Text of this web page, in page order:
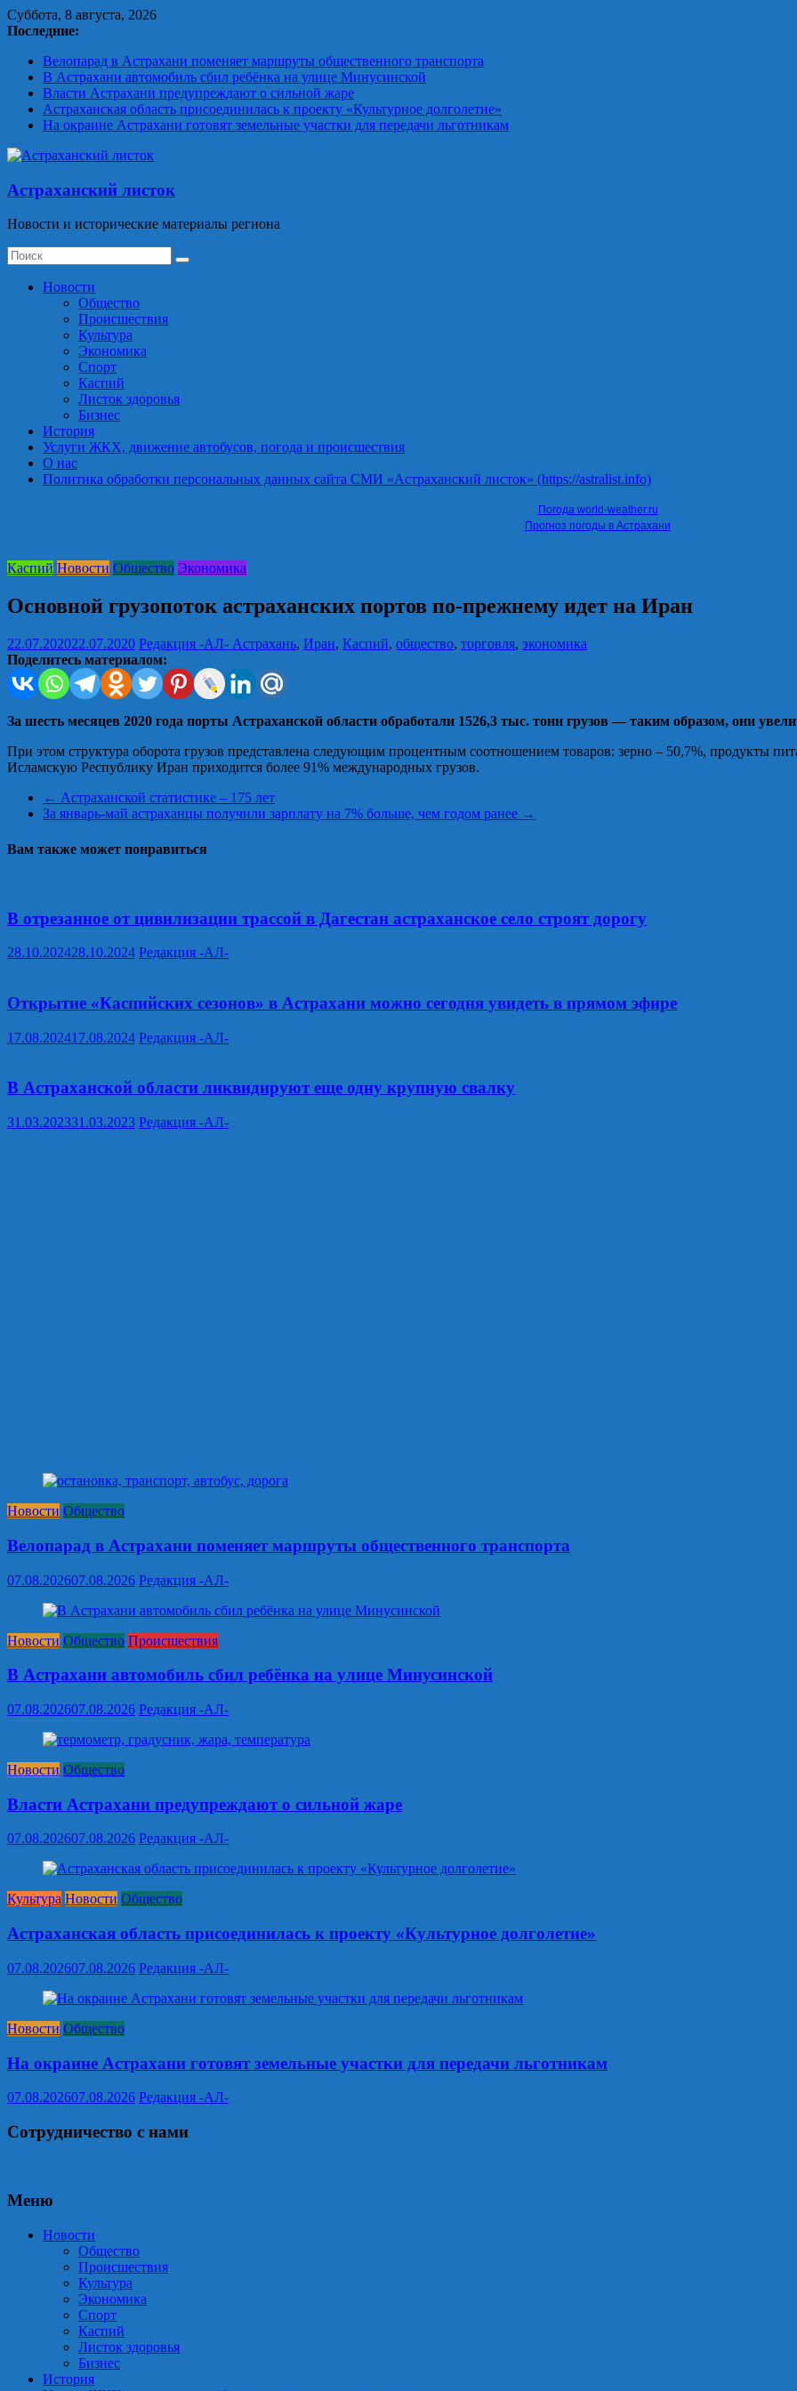
Skip
to
Суббота, 8 августа, 2026
Последние:
Велопарад в Астрахани поменяет маршруты общественного транспорта
В Астрахани автомобиль сбил ребёнка на улице Минусинской
Власти Астрахани предупреждают о сильной жаре
Астраханская область присоединилась к проекту «Культурное долголетие»
На окраине Астрахани готовят земельные участки для передачи льготникам
Астраханский листок
Новости и исторические материалы региона
Новости
Общество
Происшествия
Культура
Экономика
Спорт
Каспий
Листок здоровья
Бизнес
История
Услуги ЖКХ, движение автобусов, погода и происшествия
О нас
Политика обработки персональных данных сайта СМИ «Астраханский листок» (https://astralist.info)
Погода world-weather.ru
Прогноз погоды в Астрахани
Каспий Новости Общество Экономика
Основной грузопоток астраханских портов по-прежнему идет на Иран
22.07.202022.07.2020 Редакция -АЛ- Астрахань, Иран, Каспий, общество, торговля, экономика
Поделитесь материалом:
За шесть месяцев 2020 года порты Астраханской области обработали 1526,3 тыс. тонн грузов — таким образом, они
При этом структура оборота грузов представлена следующим процентным соотношением товаров: зерно – 50,7%, продукты
Исламскую Республику Иран приходится более 91% международных грузов.
← Астраханской статистике – 175 лет
За январь-май астраханцы получили зарплату на 7% больше, чем годом ранее →
Вам также может понравиться
В отрезанное от цивилизации трассой в Дагестан астраханское село строят дорогу
28.10.202428.10.2024 Редакция -АЛ-
Открытие «Каспийских сезонов» в Астрахани можно сегодня увидеть в прямом эфире
17.08.202417.08.2024 Редакция -АЛ-
В Астраханской области ликвидируют еще одну крупную свалку
31.03.202331.03.2023 Редакция -АЛ-
Новости Общество
Велопарад в Астрахани поменяет маршруты общественного транспорта
07.08.202607.08.2026 Редакция -АЛ-
Новости Общество Происшествия
В Астрахани автомобиль сбил ребёнка на улице Минусинской
07.08.202607.08.2026 Редакция -АЛ-
Новости Общество
Власти Астрахани предупреждают о сильной жаре
07.08.202607.08.2026 Редакция -АЛ-
Культура Новости Общество
Астраханская область присоединилась к проекту «Культурное долголетие»
07.08.202607.08.2026 Редакция -АЛ-
Новости Общество
На окраине Астрахани готовят земельные участки для передачи льготникам
07.08.202607.08.2026 Редакция -АЛ-
Сотрудничество с нами
Меню
Новости
Общество
Происшествия
Культура
Экономика
Спорт
Каспий
Листок здоровья
Бизнес
История